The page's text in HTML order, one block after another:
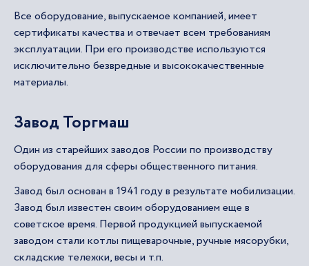
Все оборудование, выпускаемое компанией, имеет
сертификаты качества и отвечает всем требованиям
эксплуатации. При его производстве используются
исключительно безвредные и высококачественные
материалы.
Завод Торгмаш
Один из старейших заводов России по производству
оборудования для сферы общественного питания.
Завод был основан в 1941 году в результате мобилизации.
Завод был известен своим оборудованием еще в
советское время. Первой продукцией выпускаемой
заводом стали котлы пищеварочные, ручные мясорубки,
складские тележки, весы и т.п.